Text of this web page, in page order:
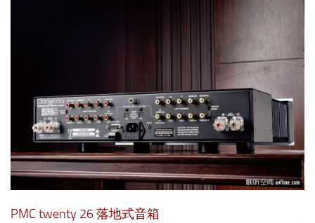
PMC twenty 26 落地式音箱